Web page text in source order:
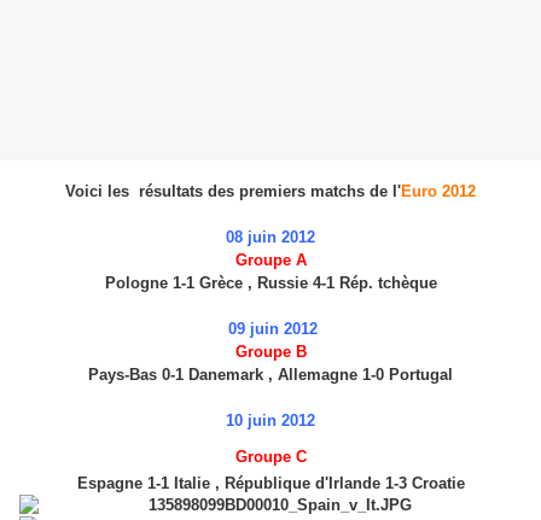
Voici les résultats des premiers matchs de l'Euro 2012
08 juin 2012
Groupe A
Pologne 1-1 Grèce , Russie 4-1 Rép. tchèque
09 juin 2012
Groupe B
Pays-Bas 0-1 Danemark , Allemagne 1-0 Portugal
10 juin 2012
Groupe C
Espagne 1-1 Italie , République d'Irlande 1-3 Croatie